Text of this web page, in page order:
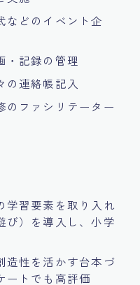
などのイベント企
・記録の管理
の連絡帳記入
のファシリテーター
学習要素を取り入れ
び）を導入し、小学
造性を活かす台本づ
ートでも高評価